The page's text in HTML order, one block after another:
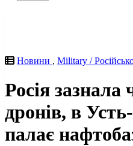
Новини , Military /
Росія зазнала
дронів, в
палає